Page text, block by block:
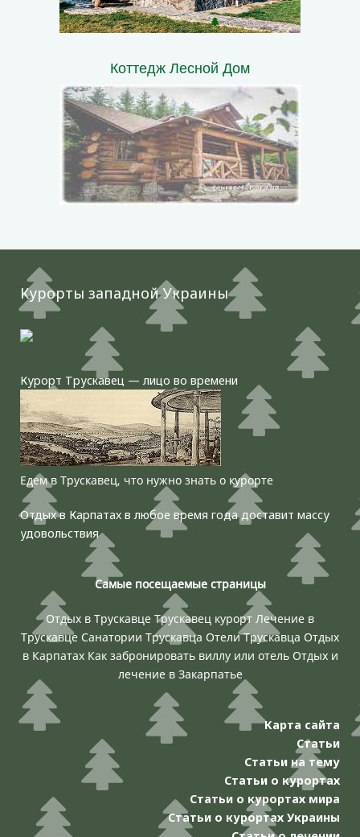
Коттедж Лесной Дом
Курорты западной Украины
Курорт Трускавец — лицо во времени
Едем в Трускавец, что нужно знать о курорте
Отдых в Карпатах в любое время года доставит массу
удовольствия
Самые посещаемые страницы
Отдых в Трускавце Трускавец курорт Лечение в
Трускавце Санатории Трускавца Отели Трускавца Отдых
в Карпатах Как забронировать виллу или отель Отдых и
лечение в Закарпатье
Карта сайта
Статьи
Статьи на тему
Статьи о курортах
Статьи о курортах мира
Статьи о курортах Украины